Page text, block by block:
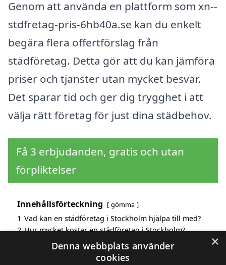
Genom att använda en plattform som xn--
stdfretag-pris-6hb40a.se kan du enkelt
begära flera offertförslag från
städföretag. Detta gör att du kan jämföra
priser och tjänster utan mycket besvär.
Det sparar tid och ger dig trygghet i att
välja rätt företag för just dina städbehov.
Få 3 erbjudanden, gratis och utan
förpliktelser
Innehållsförteckning gömma
1 Vad kan en städföretag i Stockholm hjälpa till med?
2 Hur mycket kostar en städföretag i Stockholm?
Fördelar med att välja städföretag i Stockholm
Sök efter en skicklig städföretag i de omgivande
×
Denna webbplats använder
cookies